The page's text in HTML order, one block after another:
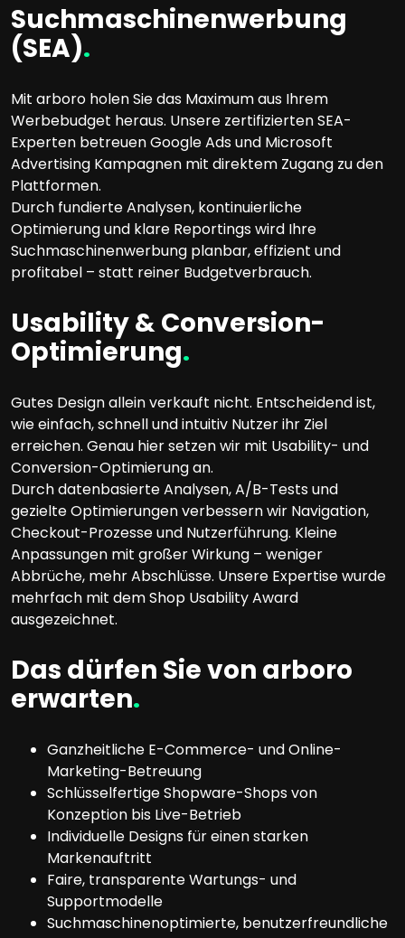
Suchmaschinenwerbung
(SEA).
Mit arboro holen Sie das Maximum aus Ihrem
Werbebudget heraus. Unsere zertifizierten SEA-
Experten betreuen Google Ads und Microsoft
Advertising Kampagnen mit direktem Zugang zu den
Plattformen.
Durch fundierte Analysen, kontinuierliche
Optimierung und klare Reportings wird Ihre
Suchmaschinenwerbung planbar, effizient und
profitabel – statt reiner Budgetverbrauch.
Usability & Conversion-
Optimierung.
Gutes Design allein verkauft nicht. Entscheidend ist,
wie einfach, schnell und intuitiv Nutzer ihr Ziel
erreichen. Genau hier setzen wir mit Usability- und
Conversion-Optimierung an.
Durch datenbasierte Analysen, A/B-Tests und
gezielte Optimierungen verbessern wir Navigation,
Checkout-Prozesse und Nutzerführung. Kleine
Anpassungen mit großer Wirkung – weniger
Abbrüche, mehr Abschlüsse. Unsere Expertise wurde
mehrfach mit dem Shop Usability Award
ausgezeichnet.
Das dürfen Sie von arboro
erwarten.
Ganzheitliche E-Commerce- und Online-
Marketing-Betreuung
Schlüsselfertige Shopware-Shops von
Konzeption bis Live-Betrieb
Individuelle Designs für einen starken
Markenauftritt
Faire, transparente Wartungs- und
Supportmodelle
Suchmaschinenoptimierte, benutzerfreundliche